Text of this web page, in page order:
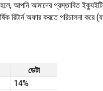
আপনি আমাদের প্রস্তাবিত ইক্যুইটি
রিটার্ন অফার করতে পরিচালনা করে
ডেটা
14%